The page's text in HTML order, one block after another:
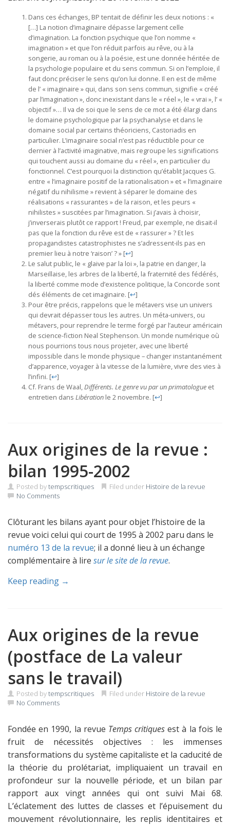
Dans ces échanges, BP tentait de définir les deux notions : «
[…] La notion d’imaginaire dépasse largement celle
d’imagination. La fonction psychique que l’on nomme «
imagination » et que l’on réduit parfois au rêve, ou à la
songerie, au roman ou à la poésie, est une donnée héritée de
la psychologie populaire et du sens commun. Si on l’emploie, il
faut donc préciser le sens qu’on lui donne. Il en est de même
de l’ « imaginaire » qui, dans son sens commun, signifie « créé
par l’imagination », donc inexistant dans le « réel », le « vrai », l’ «
objectif »… Il va de soi que le sens de ce mot a été élargi dans
le domaine psychologique par la psychanalyse et dans le
domaine social par certains théoriciens, Castoriadis en
particulier. L’imaginaire social n’est pas réductible pour ce
dernier à l’activité imaginative, mais regroupe les significations
qui touchent aussi au domaine du « réel », en particulier du
fonctionnel. C’est pourquoi la distinction qu’établit Jacques G.
entre « l’imaginaire positif de la rationalisation » et « l’imaginaire
négatif du nihilisme » revient à séparer le domaine des
réalisations « rassurantes » de la raison, et les peurs «
nihilistes » suscitées par l’imagination. Si j’avais à choisir,
j’inverserais plutôt ce rapport ! Freud, par exemple, ne disait-il
pas que la fonction du rêve est de « rassurer » ? Et les
propagandistes catastrophistes ne s’adressent-ils pas en
premier lieu à notre ‘raison’ ? » [↩]
Le salut public, le « glaive par la loi », la patrie en danger, la
Marseillaise, les arbres de la liberté, la fraternité des fédérés,
la liberté comme mode d’existence politique, la Concorde sont
dés éléments de cet imaginaire. [↩]
Pour être précis, rappelons que le métavers vise un univers
qui devrait dépasser tous les autres. Un méta-univers, ou
métavers, pour reprendre le terme forgé par l’auteur américain
de science-fiction Neal Stephenson. Un monde numérique où
nous pourrions tous nous projeter, avec une liberté
impossible dans le monde physique – changer instantanément
d’apparence, voyager à la vitesse de la lumière, vivre des vies à
l’infini. [↩]
Cf. Frans de Waal,Différents. Le genre vu par un primatologue et
entretien dans Libération le 2 novembre. [↩]
Aux origines de la revue :
bilan 1995-2002
Posted bytempscritiques Filed under Histoire de la revue
No Comments
Clôturant les bilans ayant pour objet l’histoire de la
revue voici celui qui court de 1995 à 2002 paru dans le
numéro 13 de la revue; il a donné lieu à un échange
complémentaire à lire sur le site de la revue.
Keep reading →
Aux origines de la revue
(postface de La valeur
sans le travail)
Posted bytempscritiques Filed under Histoire de la revue
No Comments
Fondée en 1990, la revue Temps critiques est à la fois le
fruit de nécessités objectives : les immenses
transformations du système capitaliste et la caducité de
la théorie du prolétariat, impliquaient un travail en
profondeur sur la nouvelle période, et un bilan par
rapport aux vingt années qui ont suivi Mai 68.
L’éclatement des luttes de classes et l’épuisement du
mouvement révolutionnaire, les replis identitaires et